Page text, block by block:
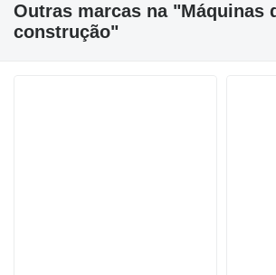
Outras marcas na "Máquinas
construção"